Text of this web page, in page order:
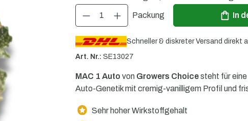
Produkt Anzahl: Gib den gewünschten Wert ein oder
Packung In
Schneller & diskreter Versand direkt
Art. Nr.:SE13027
MAC 1 Auto von Growers Choicesteht für
Auto-Genetik mit cremig-vanilligem Profil und
Sehr hoher Wirkstoffgehalt